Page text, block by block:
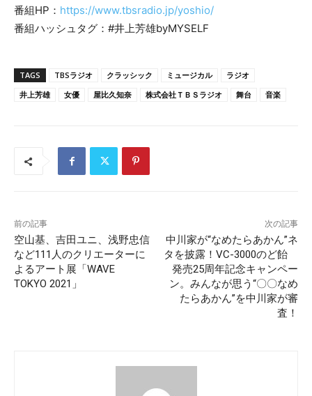
番組HP： https://www.tbsradio.jp/yoshio/
番組ハッシュタグ：#井上芳雄byMYSELF
TAGS TBSラジオ クラッシック ミュージカル
ラジオ
井上芳雄
女優 屋比久知奈 株式会社ＴＢＳラジオ 舞台 音楽
前の記事
空山基、吉田ユニ、浅野忠信
など111人のクリエーターに
よるアート展「WAVE
TOKYO 2021」
次の記事
中川家が“なめたらあかん”ネ
タを披露！VC-3000のど飴
発売25周年記念キャンペー
ン。みんなが思う“〇〇なめ
たらあかん”を中川家が審
査！